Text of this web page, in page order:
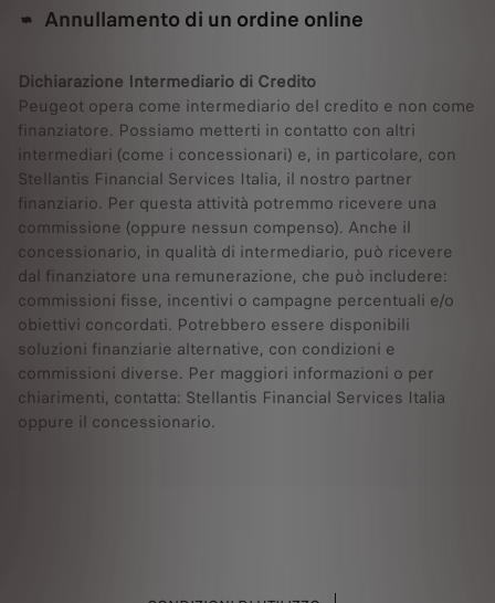
Annullamento di un ordine online
Dichiarazione Intermediario di Credito
Peugeot opera come intermediario del credito e non come
finanziatore. Possiamo metterti in contatto con altri
intermediari (come i concessionari) e, in particolare, con
Stellantis Financial Services Italia, il nostro partner
finanziario. Per questa attività potremmo ricevere una
commissione (oppure nessun compenso). Anche il
concessionario, in qualità di intermediario, può ricevere
dal finanziatore una remunerazione, che può includere:
commissioni fisse, incentivi o campagne percentuali e/o
obiettivi concordati. Potrebbero essere disponibili
soluzioni finanziarie alternative, con condizioni e
commissioni diverse. Per maggiori informazioni o per
chiarimenti, contatta: Stellantis Financial Services Italia
oppure il concessionario.